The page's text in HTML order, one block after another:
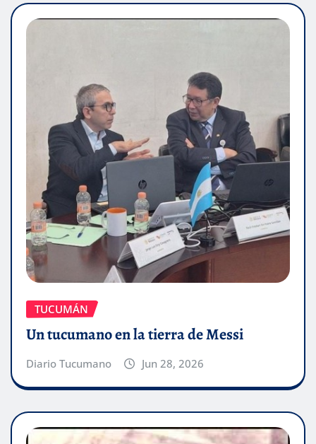
TUCUMÁN
Un tucumano en la tierra de Messi
Diario Tucumano Jun 28, 2026